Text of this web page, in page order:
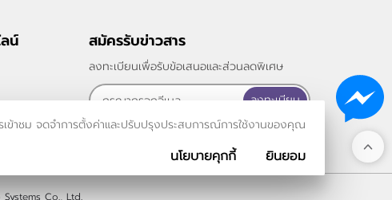
น์ สมัครรับข่าวสาร
ลงทะเบียนเพื่อรับข้อเสนอและส่วนลดพิเศษ
ลงทะเบียน
Systems Co., Ltd.
รเข้าชม จดจำการตั้งค่าและปรับปรุงประสบการณ์การใช้งานของคุณ
นโยบายคุกกี้ ยินยอม